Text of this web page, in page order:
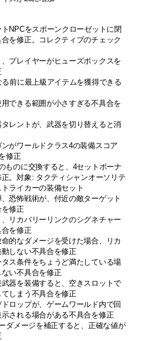
NPCをスポーンクローゼットに閉
を修正。コレクティブのチェック
プレイヤーがヒューズボックスを
前に最上級アイテムを獲得できる
できる範囲が小さすぎる不具合を
レントが、武器を切り替えると消
がワールドクラス4の装備スコア
修正
ものに交換すると、4セットボーナ
。対象: タクティシャンオーソリテ
ライカーの装備セット
恐怖戦術が、付近の敵ターゲット
修正
リカバリーリンクのシグネチャー
を修正
的なダメージを受けた場合、リカ
しない不具合を修正
ス条件をちょうど満たしている場
い不具合を修正
器を装備すると、空きスロットで
しまう不具合を修正
ロップが、ゲームワールド内で回
される場合がある不具合を修正
ダメージを補正すると、正確な値が